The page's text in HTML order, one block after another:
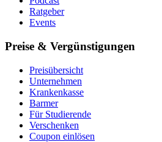
Ratgeber
Events
Preise & Vergünstigungen
Preisübersicht
Unternehmen
Krankenkasse
Barmer
Für Studierende
Ver­schen­ken
Coupon einlösen